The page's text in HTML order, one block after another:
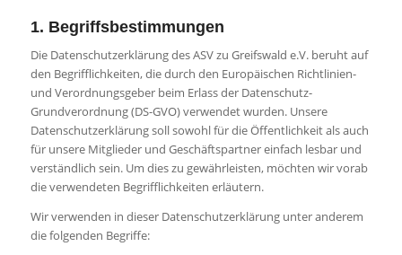
1. Begriffsbestimmungen
Die Datenschutzerklärung des ASV zu Greifswald e.V. beruht auf
den Begrifflichkeiten, die durch den Europäischen Richtlinien-
und Verordnungsgeber beim Erlass der Datenschutz-
Grundverordnung (DS-GVO) verwendet wurden. Unsere
Datenschutzerklärung soll sowohl für die Öffentlichkeit als auch
für unsere Mitglieder und Geschäftspartner einfach lesbar und
verständlich sein. Um dies zu gewährleisten, möchten wir vorab
die verwendeten Begrifflichkeiten erläutern.
Wir verwenden in dieser Datenschutzerklärung unter anderem
die folgenden Begriffe: